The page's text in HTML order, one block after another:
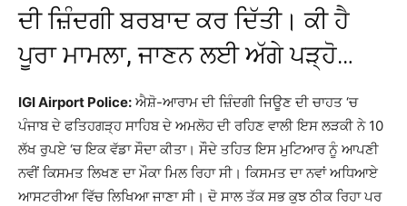
ਦੀ ਜ਼ਿੰਦਗੀ ਬਰਬਾਦ ਕਰ ਦਿੱਤੀ। ਕੀ ਹੈ
ਪੂਰਾ ਮਾਮਲਾ, ਜਾਣਨ ਲਈ ਅੱਗੇ ਪੜ੍ਹੋ…
IGI Airport Police: ਐਸ਼ੋ-ਆਰਾਮ ਦੀ ਜ਼ਿੰਦਗੀ ਜਿਊਣ ਦੀ ਚਾਹਤ ‘ਚ
ਪੰਜਾਬ ਦੇ ਫਤਿਹਗੜ੍ਹ ਸਾਹਿਬ ਦੇ ਅਮਲੋਹ ਦੀ ਰਹਿਣ ਵਾਲੀ ਇਸ ਲੜਕੀ ਨੇ 10
ਲੱਖ ਰੁਪਏ ‘ਚ ਇਕ ਵੱਡਾ ਸੌਦਾ ਕੀਤਾ। ਸੌਦੇ ਤਹਿਤ ਇਸ ਮੁਟਿਆਰ ਨੂੰ ਆਪਣੀ
ਨਵੀਂ ਕਿਸਮਤ ਲਿਖਣ ਦਾ ਮੌਕਾ ਮਿਲ ਰਿਹਾ ਸੀ। ਕਿਸਮਤ ਦਾ ਨਵਾਂ ਅਧਿਆਏ
ਆਸਟਰੀਆ ਵਿੱਚ ਲਿਖਿਆ ਜਾਣਾ ਸੀ। ਦੋ ਸਾਲ ਤੱਕ ਸਭ ਕੁਝ ਠੀਕ ਰਿਹਾ ਪਰ